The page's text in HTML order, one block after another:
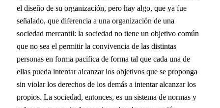
el diseño de su organización, pero hay algo, que ya fue
señalado, que diferencia a una organización de una
sociedad mercantil: la sociedad no tiene un objetivo común
que no sea el permitir la convivencia de las distintas
personas en forma pacífica de forma tal que cada una de
ellas pueda intentar alcanzar los objetivos que se proponga
sin violar los derechos de los demás a intentar alcanzar los
propios. La sociedad, entonces, es un sistema de normas y